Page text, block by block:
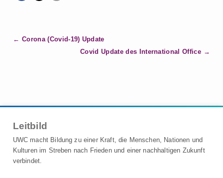
B
n
a
v
Corona (Covid-19) Update
Covid Update des International Office
Leitbild
UWC macht Bildung zu einer Kraft, die Menschen, Nationen und
Kulturen im Streben nach Frieden und einer nachhaltigen Zukunft
verbindet.